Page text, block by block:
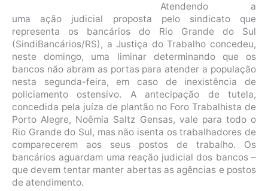
Atendendo a
uma ação judicial proposta pelo sindicato que
representa os bancários do Rio Grande do Sul
(SindiBancários/RS), a Justiça do Trabalho concedeu,
neste domingo, uma liminar determinando que os
bancos não abram as portas para atender a população
nesta segunda-feira, em caso de inexistência de
policiamento ostensivo. A antecipação de tutela,
concedida pela juíza de plantão no Foro Trabalhista de
Porto Alegre, Noêmia Saltz Gensas, vale para todo o
Rio Grande do Sul, mas não isenta os trabalhadores de
comparecerem aos seus postos de trabalho. Os
bancários aguardam uma reação judicial dos bancos –
que devem tentar manter abertas as agências e postos
de atendimento.